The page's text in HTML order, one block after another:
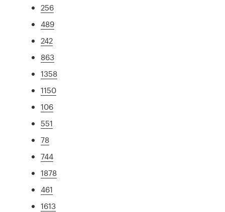
256
489
242
863
1358
1150
106
551
78
744
1878
461
1613